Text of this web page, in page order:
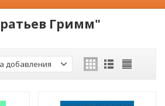
Гримм"
добавления